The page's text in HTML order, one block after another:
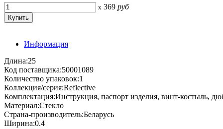
x 369 руб
Информация
Длина:25
Код поставщика:50001089
Количество упаковок:1
Коллекция/серия:Reflective
Комплектация:Инструкция, паспорт изделия, винт-костыль,
Материал:Стекло
Страна-производитель:Беларусь
Ширина:0.4